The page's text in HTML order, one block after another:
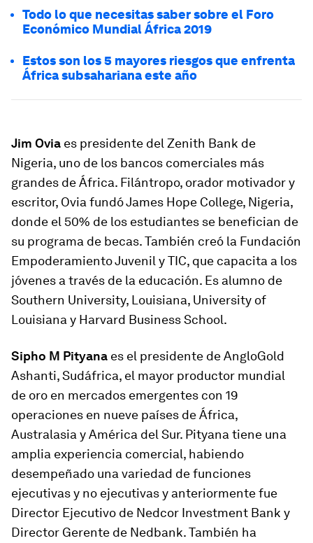
Todo lo que necesitas saber sobre el Foro
Económico Mundial África 2019
Estos son los 5 mayores riesgos que enfrenta
África subsahariana este año
Jim Ovia es presidente del Zenith Bank de
Nigeria, uno de los bancos comerciales más
grandes de África. Filántropo, orador motivador y
escritor, Ovia fundó James Hope College, Nigeria,
donde el 50% de los estudiantes se benefician de
su programa de becas. También creó la Fundación
Empoderamiento Juvenil y TIC, que capacita a los
jóvenes a través de la educación. Es alumno de
Southern University, Louisiana, University of
Louisiana y Harvard Business School.
Sipho M Pityana es el presidente de AngloGold
Ashanti, Sudáfrica, el mayor productor mundial
de oro en mercados emergentes con 19
operaciones en nueve países de África,
Australasia y América del Sur. Pityana tiene una
amplia experiencia comercial, habiendo
desempeñado una variedad de funciones
ejecutivas y no ejecutivas y anteriormente fue
Director Ejecutivo de Nedcor Investment Bank y
Director Gerente de Nedbank. También ha